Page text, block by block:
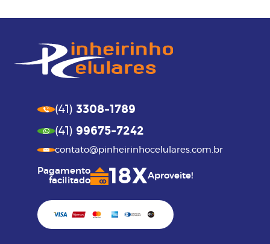
(41) 3308-1789
(41) 99675-7242
contato@pinheirinhocelulares.com.br
Pagamento
facilitado
18XAproveite!